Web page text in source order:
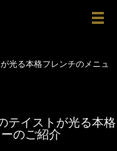
光る本格フレンチのメニュ
テイストが光る本格
のご紹介